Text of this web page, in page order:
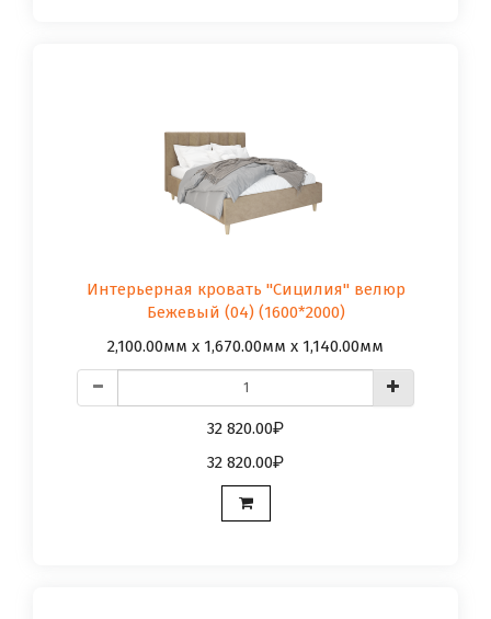
Интерьерная кровать "Сицилия" велюр
Бежевый (04) (1600*2000)
2,100.00мм x 1,670.00мм x 1,140.00мм
32 820.00
32 820.00